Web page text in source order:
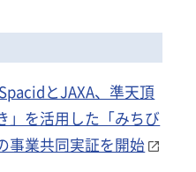
とJAXA、準天頂
」を活用した「みちび
事業共同実証を開始